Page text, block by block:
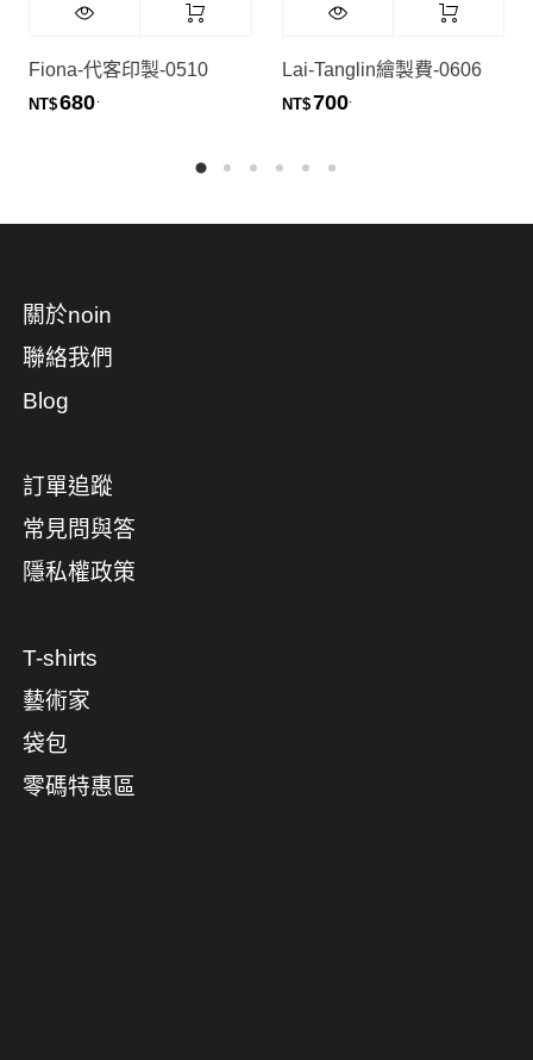
Fiona-代客印製-0510
NT$680
Lai-Tanglin繪製費-0606
NT$700
關於noin
聯絡我們
Blog
訂單追蹤
常見問與答
隱私權政策
T-shirts
藝術家
袋包
零碼特惠區